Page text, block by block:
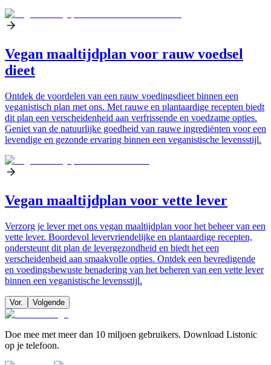
Vegan maaltijdplan voor rauw voedsel
dieet
Ontdek de voordelen van een rauw voedingsdieet binnen een
veganistisch plan met ons. Met rauwe en plantaardige recepten biedt
dit plan een verscheidenheid aan verfrissende en voedzame opties.
Geniet van de natuurlijke goedheid van rauwe ingrediënten voor een
levendige en gezonde ervaring binnen een veganistische levensstijl.
Vegan maaltijdplan voor vette lever
Verzorg je lever met ons vegan maaltijdplan voor het beheer van een
vette lever. Boordevol levervriendelijke en plantaardige recepten,
ondersteunt dit plan de levergezondheid en biedt het een
verscheidenheid aan smaakvolle opties. Ontdek een bevredigende
en voedingsbewuste benadering van het beheren van een vette lever
binnen een veganistische levensstijl.
Vor. Volgende
Doe mee met meer dan 10 miljoen gebruikers. Download Listonic
op je telefoon.